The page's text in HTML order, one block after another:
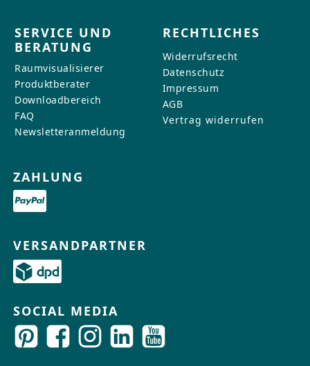
SERVICE UND
BERATUNG
Raumvisualisierer
Produktberater
Downloadbereich
FAQ
Newsletteranmeldung
RECHTLICHES
Widerrufsrecht
Datenschutz
Impressum
AGB
Vertrag widerrufen
ZAHLUNG
VERSANDPARTNER
SOCIAL MEDIA